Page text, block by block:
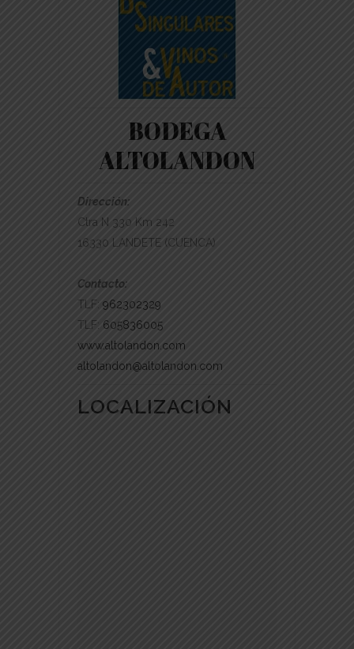
BODEGA
ALTOLANDON
Dirección:
Ctra N 330 Km 242
16330 LANDETE (CUENCA)
Contacto:
TLF: 962302329
TLF: 605836005
www.altolandon.com
altolandon@altolandon.com
LOCALIZACIÓN